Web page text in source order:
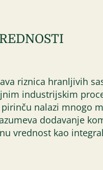
riznica hranljivih
industrijskim
nalazi mnogo
dodavanje
vrednost kao